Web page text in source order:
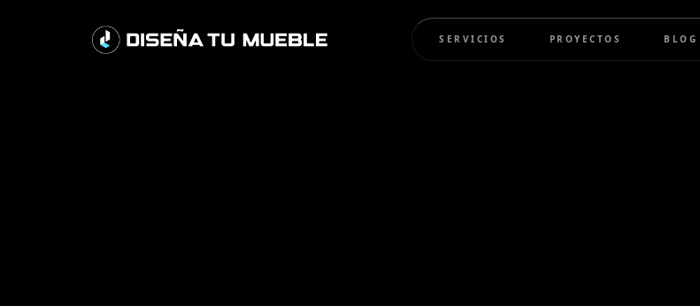
SERVICIOS PROYECTOS BLOG